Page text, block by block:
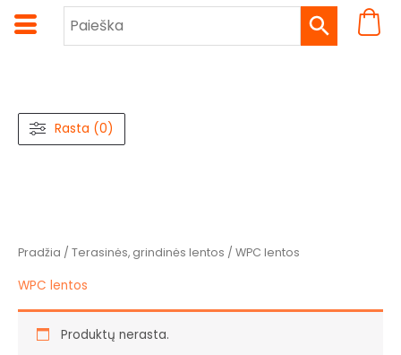
k a
m
Rasta (0)
Pradžia / Terasinės, grindinės lentos / WPC lentos
WPC lentos
Produktų nerasta.